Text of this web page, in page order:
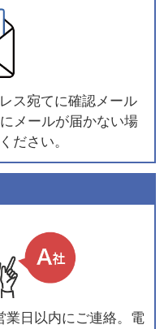
ス宛てに確認メール
メールが届かない場
ださい。
業日以内にご連絡。電